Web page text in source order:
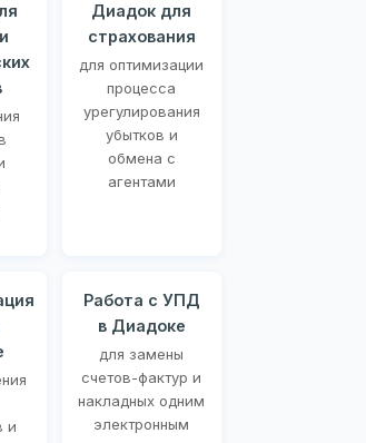
Диадок для
страхования
для оптимизации
процесса
урегулирования
убытков и
обмена с
агентами
и
Работа с УПД
в Диадоке
для замены
счетов-фактур и
накладных одним
электронным